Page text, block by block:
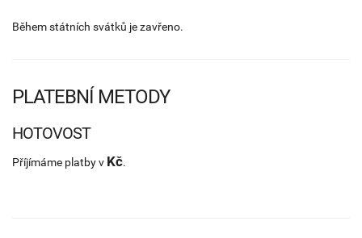
Během státních svátků je zavřeno.
PLATEBNÍ METODY
HOTOVOST
Příjímáme platby v Kč.